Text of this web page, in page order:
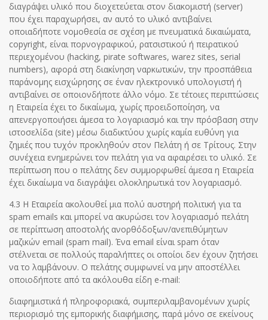
διαγράψει υλικό που διοχετεύεται στον διακομιστή (server)
που έχει παραχωρήσει, αν αυτό το υλικό αντιβαίνει
οποιαδήποτε νομοθεσία σε σχέση με πνευματικά δικαιώματα,
copyright, είναι πορνογραφικού, ρατσιστικού ή πειρατικού
περιεχομένου (hacking, pirate softwares, warez sites, serial
numbers), αφορά στη διακίνηση ναρκωτικών, την προσπάθεια
παράνομης εισχώρησης σε έναν ηλεκτρονικό υπολογιστή ή
αντιβαίνει σε οποιονδήποτε άλλο νόμο. Σε τέτοιες περιπτώσεις
η Εταιρεία έχει το δικαίωμα, χωρίς προειδοποίηση, να
απενεργοποιήσει άμεσα το λογαριασμό και την πρόσβαση στην
ιστοσελίδα (site) μέσω διαδικτύου χωρίς καμία ευθύνη για
ζημιές που τυχόν προκληθούν στον Πελάτη ή σε Τρίτους. Στην
συνέχεια ενημερώνει τον πελάτη για να αφαιρέσει το υλικό. Σε
περίπτωση που ο πελάτης δεν συμμορφωθεί άμεσα η Εταιρεία
έχει δικαίωμα να διαγράψει ολοκληρωτικά τον λογαριασμό.
4.3 Η Εταιρεία ακολουθεί μια πολύ αυστηρή πολιτική για τα
spam emails και μπορεί να ακυρώσει τον λογαριασμό πελάτη
σε περίπτωση αποστολής ανορθόδοξων/ανεπιθύμητων
μαζικών email (spam mail). Ένα email είναι spam όταν
στέλνεται σε πολλούς παραλήπτες οι οποίοι δεν έχουν ζητήσει
να το λαμβάνουν. Ο πελάτης συμφωνεί να μην αποστέλλει
οποιοδήποτε από τα ακόλουθα είδη e-mail:
διαφημιστικά ή πληροφοριακά, συμπεριλαμβανομένων χωρίς
περιορισμό της εμπορικής διαφήμισης, παρά μόνο σε εκείνους